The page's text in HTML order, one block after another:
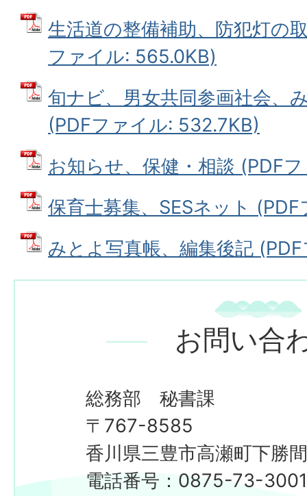
生活道の整備補助、防犯灯の
ファイル: 565.0KB)
旬ナビ、男女共同参画社会、
(PDFファイル: 532.7KB)
お知らせ、保健・相談 (PDF
保育士募集、SESネット
みとよ写真帳、編集後記
お問い合
総務部 秘書課
〒767-8585
香川県三豊市高瀬町下勝
電話番号：0875-73-